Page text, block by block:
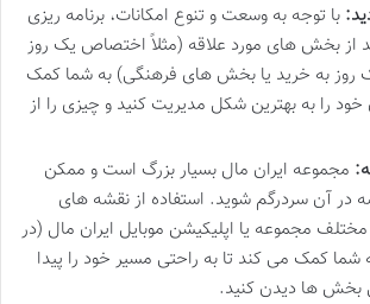
با توجه به وسعت و تنوع امکانات، برنامه ریزی
از بخش های مورد علاقه (مثلاً اختصاص یک روز
روز به خرید یا بخش های فرهنگی) به شما کمک
خود را به بهترین شکل مدیریت کنید و چیزی را از
مجموعه ایران مال بسیار بزرگ است و ممکن
در آن سردرگم شوید. استفاده از نقشه های
مجموعه یا اپلیکیشن موبایل ایران مال (در
کمک می کند تا به راحتی مسیر خود را پیدا
بخش ها دیدن کنید.